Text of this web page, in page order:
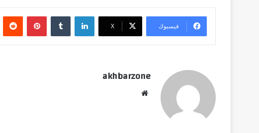
فيسبوك ‫X
لينكدإن بينتيريست
akhbarzone